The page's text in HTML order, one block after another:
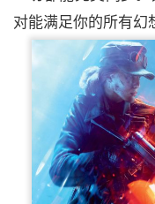
对能满足你的所有幻